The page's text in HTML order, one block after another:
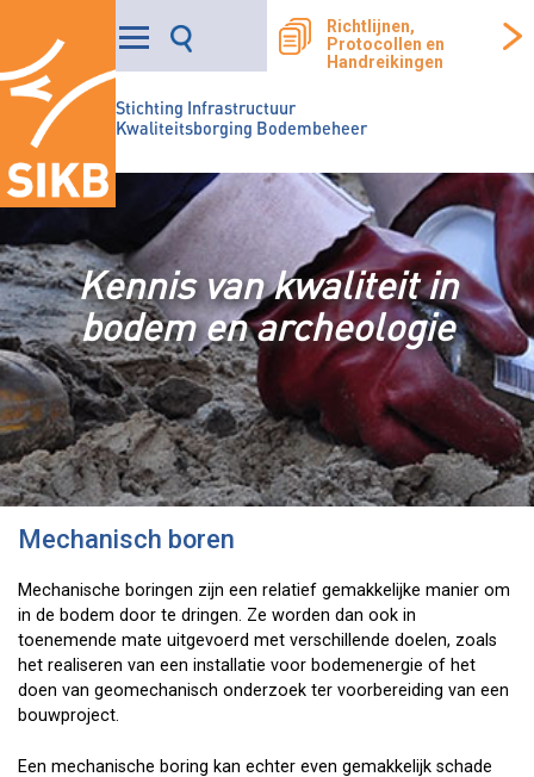
Stichting Infrastructuur
Kwaliteitsborging Bodembeheer
Richtlijnen,
Protocollen en
Handreikingen
Kennis van kwaliteit in
bodem en archeologie
Mechanisch boren
Mechanische boringen zijn een relatief gemakkelijke manier om
in de bodem door te dringen. Ze worden dan ook in
toenemende mate uitgevoerd met verschillende doelen, zoals
het realiseren van een installatie voor bodemenergie of het
doen van geomechanisch onderzoek ter voorbereiding van een
bouwproject.
Een mechanische boring kan echter even gemakkelijk schade